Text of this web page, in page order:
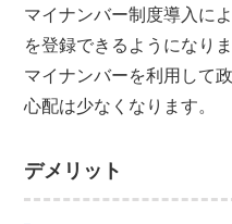
マイナンバー制度導入に
を登録できるようになり
マイナンバーを利用して
心配は少なくなります。
デメリット